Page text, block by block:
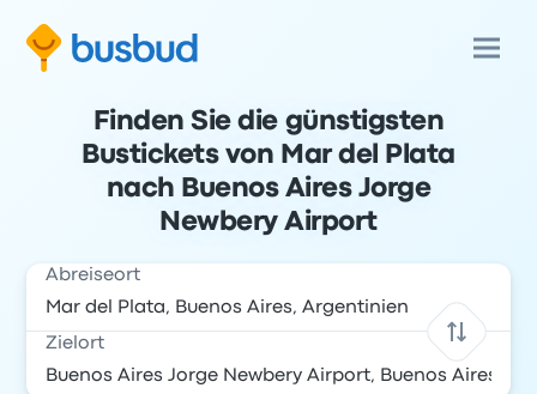
Finden Sie die günstigsten
Bustickets von Mar del Plata
nach Buenos Aires Jorge
Newbery Airport
Abreiseort
Zielort